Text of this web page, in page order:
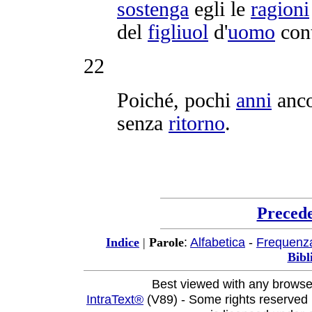
sostenga egli le ragioni
del figliuol d'uomo
22
Poiché, pochi anni
senza ritorno.
Indice | Parole: Alfabetica -
Best viewed with any
IntraText® (V89) - Some rights